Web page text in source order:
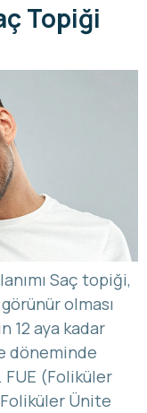
Topiği
Saç topiği,
olması
12 aya kadar
döneminde
FUE (Foliküler
Ünite